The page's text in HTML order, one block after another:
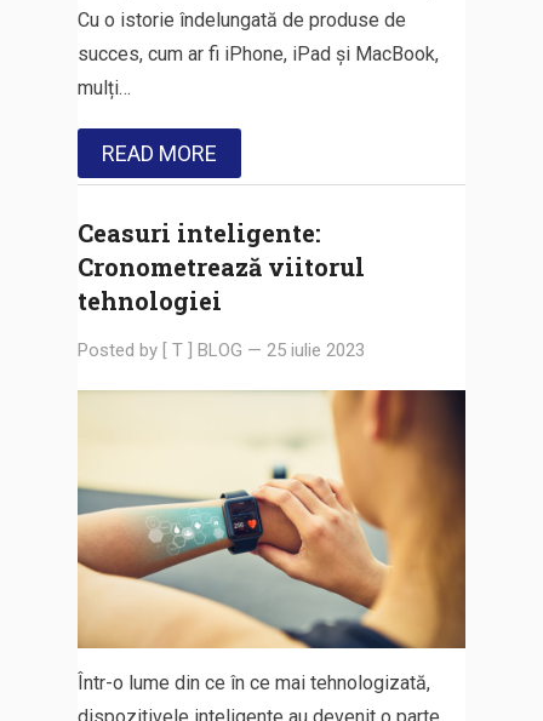
Cu o istorie îndelungată de produse de
succes, cum ar fi iPhone, iPad și MacBook,
mulți…
READ MORE
Ceasuri inteligente:
Cronometrează viitorul
tehnologiei
Posted by [ T ] BLOG — 25 iulie 2023
Într-o lume din ce în ce mai tehnologizată,